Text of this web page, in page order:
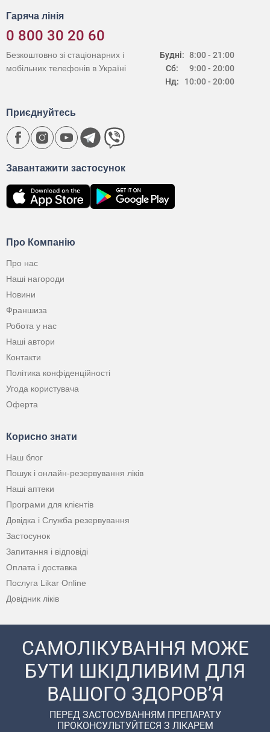
Гаряча лінія
0 800 30 20 60
Будні:
Сб:
Нд:
8:00 - 21:00
9:00 - 20:00
10:00 - 20:00
Безкоштовно зі стаціонарних і
мобільних телефонів в Україні
Про Компанію
Про нас
Наші нагороди
Новини
Франшиза
Робота у нас
Наші автори
Контакти
Політика конфіденційності
Угода користувача
Оферта
Корисно знати
Наш блог
Пошук і онлайн-резервування ліків
Наші аптеки
Програми для клієнтів
Довідка і Служба резервування
Застосунок
Запитання і відповіді
Оплата і доставка
Послуга Likar Online
Довідник ліків
Завантажити застосунок
Приєднуйтесь
САМОЛІКУВАННЯ МОЖЕ
БУТИ ШКІДЛИВИМ ДЛЯ
ВАШОГО ЗДОРОВ’Я
ПЕРЕД ЗАСТОСУВАННЯМ ПРЕПАРАТУ
ПРОКОНСУЛЬТУЙТЕСЯ З ЛІКАРЕМ